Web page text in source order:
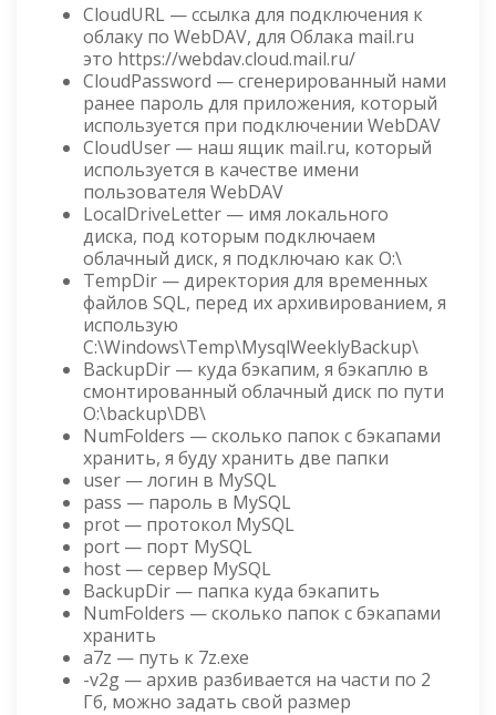
CloudURL — ссылка для подключения к
облаку по WebDAV, для Облака mail.ru
это https://webdav.cloud.mail.ru/
CloudPassword — сгенерированный нами
ранее пароль для приложения, который
используется при подключении WebDAV
CloudUser — наш ящик mail.ru, который
используется в качестве имени
пользователя WebDAV
LocalDriveLetter — имя локального
диска, под которым подключаем
облачный диск, я подключаю как O:\
TempDir — директория для временных
файлов SQL, перед их архивированием, я
использую
C:\Windows\Temp\MysqlWeeklyBackup\
BackupDir — куда бэкапим, я бэкаплю в
смонтированный облачный диск по пути
O:\backup\DB\
NumFolders — сколько папок с бэкапами
хранить, я буду хранить две папки
user — логин в MySQL
pass — пароль в MySQL
prot — протокол MySQL
port — порт MySQL
host — сервер MySQL
BackupDir — папка куда бэкапить
NumFolders — сколько папок с бэкапами
хранить
a7z — путь к 7z.exe
-v2g — архив разбивается на части по 2
Гб, можно задать свой размер